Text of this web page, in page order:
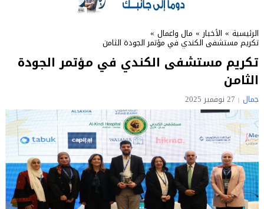
الرئيسية » الأخبار » مال واعمال »
تكريم مستشفى الكندي في مؤتمر الجودة الثامن
تكريم مستشفى الكندي في مؤتمر الجودة
الثامن
جمال 27 نوفمبر 2025